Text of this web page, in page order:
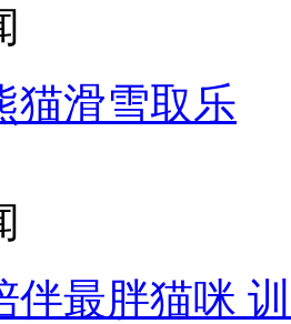
猫滑雪取乐
伴最胖猫咪